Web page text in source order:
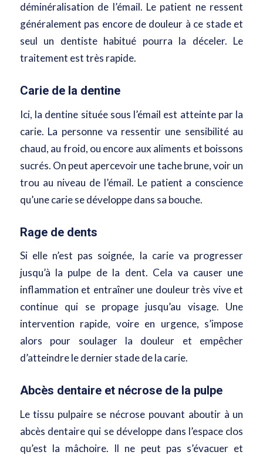
déminéralisation de l’émail. Le patient ne ressent
généralement pas encore de douleur à ce stade et
seul un dentiste habitué pourra la déceler. Le
traitement est très rapide.
Carie de la dentine
Ici, la dentine située sous l’émail est atteinte par la
carie. La personne va ressentir une sensibilité au
chaud, au froid, ou encore aux aliments et boissons
sucrés. On peut apercevoir une tache brune, voir un
trou au niveau de l’émail. Le patient a conscience
qu’une carie se développe dans sa bouche.
Rage de dents
Si elle n’est pas soignée, la carie va progresser
jusqu’à la pulpe de la dent. Cela va causer une
inflammation et entraîner une douleur très vive et
continue qui se propage jusqu’au visage. Une
intervention rapide, voire en urgence, s’impose
alors pour soulager la douleur et empêcher
d’atteindre le dernier stade de la carie.
Abcès dentaire et nécrose de la pulpe
Le tissu pulpaire se nécrose pouvant aboutir à un
abcès dentaire qui se développe dans l’espace clos
qu’est la mâchoire. Il ne peut pas s’évacuer et